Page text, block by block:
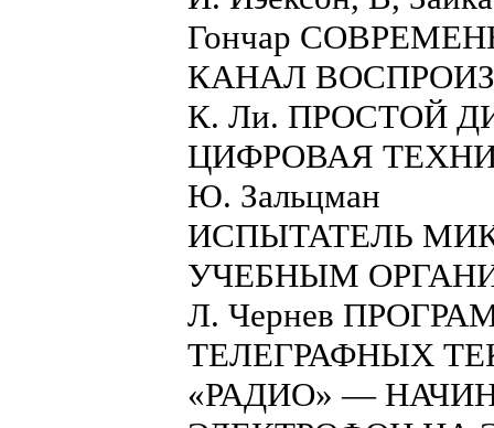
Гончар
КАНАЛ
К. Ли. ПРОСТОЙ
ЦИФРОВАЯ
Ю. Зальцман
ИСПЫТАТЕЛЬ
УЧЕБНЫМ
Л. Чернев
ТЕЛЕГРАФНЫХ
«РАДИО» —